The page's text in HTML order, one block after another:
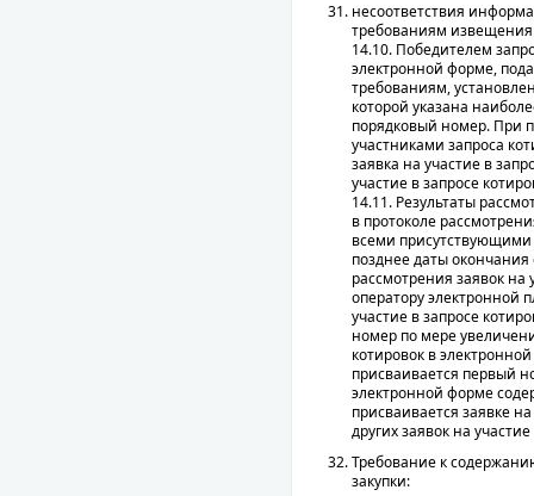
несоответствия
требованиям извещения
14.10. Победителем
электронной форме,
требованиям,
которой указана
порядковый номер. При
участниками запроса
заявка на участие в
участие в запросе
14.11. Результаты
в протоколе
всеми присутствующими
позднее даты
рассмотрения заявок на
оператору электронной
участие в запросе
номер по мере
котировок в
присваивается первый
электронной форме
присваивается заявке
других заявок на
Требование к
закупки: